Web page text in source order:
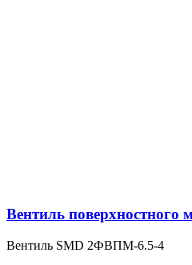
Вентиль
Вентиль SMD 2ФВПМ-6.5-4